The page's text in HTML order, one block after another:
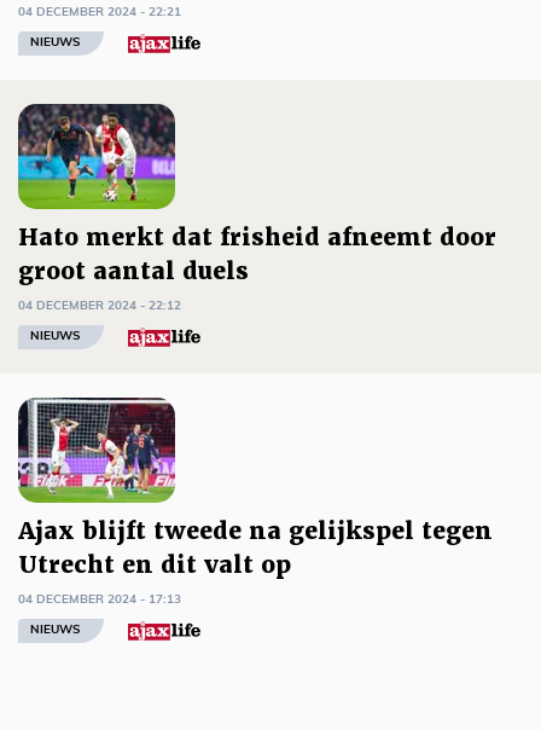
04 DECEMBER 2024 - 22:21
NIEUWS
Hato merkt dat frisheid afneemt door
groot aantal duels
04 DECEMBER 2024 - 22:12
NIEUWS
Ajax blijft tweede na gelijkspel tegen
Utrecht en dit valt op
04 DECEMBER 2024 - 17:13
NIEUWS